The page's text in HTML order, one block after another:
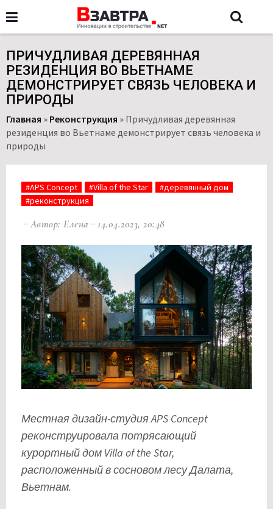
ПРИЧУДЛИВАЯ ДЕРЕВЯННАЯ
РЕЗИДЕНЦИЯ ВО ВЬЕТНАМЕ
ДЕМОНСТРИРУЕТ СВЯЗЬ ЧЕЛОВЕКА И
ПРИРОДЫ
Главная » Реконструкция » Причудливая деревянная
резиденция во Вьетнаме демонстрирует связь человека и
природы
#APS Concept #Villa of the Star
#деревянный дом
#реконструкция
Автор: Елена 14.04.2023, 20:48
Местная дизайн-студия APS Concept
реконструировала потрясающий
курортный дом Villa of the Star,
расположенный в сосновом лесу Далата,
Вьетнам.